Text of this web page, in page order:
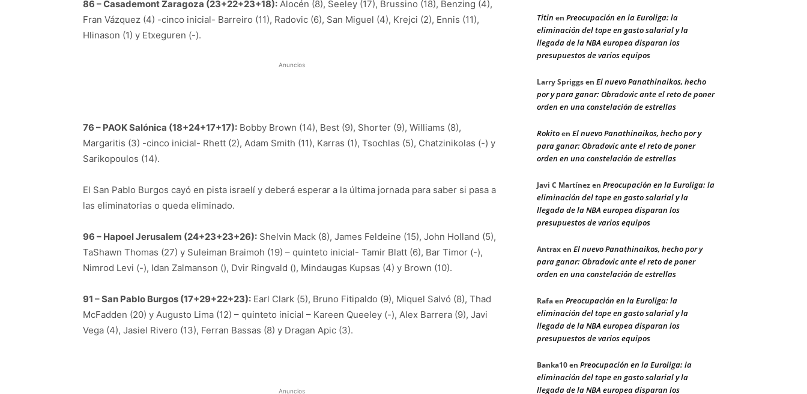
86 – Casademont Zaragoza (23+22+23+18): Alocén (8), Seeley (17), Brussino (18), Benzing (4),
Fran Vázquez (4) -cinco inicial- Barreiro (11), Radovic (6), San Miguel (4), Krejci (2), Ennis (11),
Hlinason (1) y Etxeguren (-).
Anuncios
76 – PAOK Salónica (18+24+17+17): Bobby Brown (14), Best (9), Shorter (9), Williams (8),
Margaritis (3) -cinco inicial- Rhett (2), Adam Smith (11), Karras (1), Tsochlas (5), Chatzinikolas (-) y
Sarikopoulos (14).
El San Pablo Burgos cayó en pista israelí y deberá esperar a la última jornada para saber si pasa a
las eliminatorias o queda eliminado.
96 – Hapoel Jerusalem (24+23+23+26): Shelvin Mack (8), James Feldeine (15), John Holland (5),
TaShawn Thomas (27) y Suleiman Braimoh (19) – quinteto inicial- Tamir Blatt (6), Bar Timor (-),
Nimrod Levi (-), Idan Zalmanson (), Dvir Ringvald (), Mindaugas Kupsas (4) y Brown (10).
91 – San Pablo Burgos (17+29+22+23): Earl Clark (5), Bruno Fitipaldo (9), Miquel Salvó (8), Thad
McFadden (20) y Augusto Lima (12) – quinteto inicial – Kareen Queeley (-), Alex Barrera (9), Javi
Vega (4), Jasiel Rivero (13), Ferran Bassas (8) y Dragan Apic (3).
Anuncios
Titin en Preocupación en la Euroliga: la
eliminación del tope en gasto salarial y la
llegada de la NBA europea disparan los
presupuestos de varios equipos
Larry Spriggsen El nuevo Panathinaikos, hecho
por y para ganar: Obradovic ante el reto de poner
orden en una constelación de estrellas
Rokitoen El nuevo Panathinaikos, hecho por y
para ganar: Obradovic ante el reto de poner
orden en una constelación de estrellas
Javi C Martínezen Preocupación en la Euroliga: la
eliminación del tope en gasto salarial y la
llegada de la NBA europea disparan los
presupuestos de varios equipos
Antraxen El nuevo Panathinaikos, hecho por y
para ganar: Obradovic ante el reto de poner
orden en una constelación de estrellas
Rafaen Preocupación en la Euroliga: la
eliminación del tope en gasto salarial y la
llegada de la NBA europea disparan los
presupuestos de varios equipos
Banka10en Preocupación en la Euroliga: la
eliminación del tope en gasto salarial y la
llegada de la NBA europea disparan los